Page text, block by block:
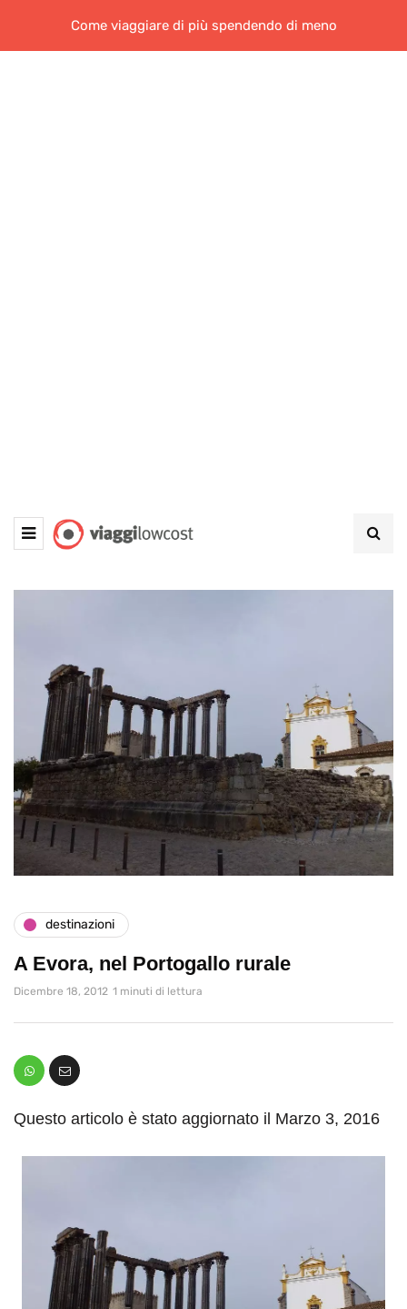
Come viaggiare di più spendendo di meno
destinazioni
A Evora, nel Portogallo rurale
Dicembre 18, 2012 1 minuti di lettura
Questo articolo è stato aggiornato il Marzo 3, 2016